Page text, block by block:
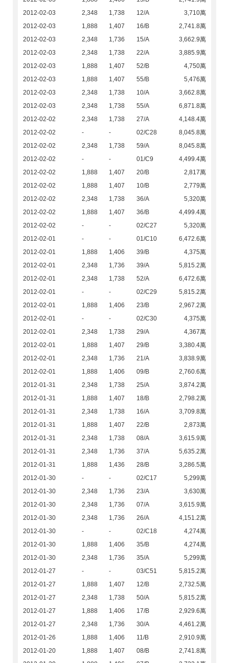
2012-02-03
2,348 1,738 12/A
3,710萬
2012-02-03
1,888 1,407 16/B
2,741.8萬
2012-02-03
2,348 1,736 15/A
3,662.9萬
2012-02-03
2,348 1,738 22/A
3,885.9萬
2012-02-03
1,888 1,407 52/B
4,750萬
2012-02-03
1,888 1,407 55/B
5,476萬
2012-02-03
2,348 1,738 10/A
3,662.8萬
2012-02-03
2,348 1,738 55/A
6,871.8萬
2012-02-02
2,348 1,738 27/A
4,148.4萬
2012-02-02
- - 02/C28
8,045.8萬
2012-02-02
2,348 1,738 59/A
8,045.8萬
2012-02-02
- - 01/C9
4,499.4萬
2012-02-02
1,888 1,407 20/B
2,817萬
2012-02-02
1,888 1,407 10/B
2,779萬
2012-02-02
2,348 1,738 36/A
5,320萬
2012-02-02
1,888 1,407 36/B
4,499.4萬
2012-02-02
- - 02/C27
5,320萬
2012-02-01
- - 01/C10
6,472.6萬
2012-02-01
1,888 1,406 39/B
4,375萬
2012-02-01
2,348 1,736 39/A
5,815.2萬
2012-02-01
2,348 1,738 52/A
6,472.6萬
2012-02-01
- - 02/C29
5,815.2萬
2012-02-01
1,888 1,406 23/B
2,967.2萬
2012-02-01
- - 02/C30
4,375萬
2012-02-01
2,348 1,738 29/A
4,367萬
2012-02-01
1,888 1,407 29/B
3,380.4萬
2012-02-01
2,348 1,736 21/A
3,838.9萬
2012-02-01
1,888 1,406 09/B
2,760.6萬
2012-01-31
2,348 1,738 25/A
3,874.2萬
2012-01-31
1,888 1,407 18/B
2,798.2萬
2012-01-31
2,348 1,738 16/A
3,709.8萬
2012-01-31
1,888 1,407 22/B
2,873萬
2012-01-31
2,348 1,738 08/A
3,615.9萬
2012-01-31
2,348 1,736 37/A
5,635.2萬
2012-01-31
1,888 1,436 28/B
3,286.5萬
2012-01-30
- - 02/C17
5,299萬
2012-01-30
2,348 1,736 23/A
3,630萬
2012-01-30
2,348 1,736 07/A
3,615.9萬
2012-01-30
2,348 1,736 26/A
4,151.2萬
2012-01-30
- - 02/C18
4,274萬
2012-01-30
1,888 1,406 35/B
4,274萬
2012-01-30
2,348 1,736 35/A
5,299萬
2012-01-27
- - 03/C51
5,815.2萬
2012-01-27
1,888 1,407 12/B
2,732.5萬
2012-01-27
2,348 1,738 50/A
5,815.2萬
2012-01-27
1,888 1,406 17/B
2,929.6萬
2012-01-27
2,348 1,736 30/A
4,461.2萬
2012-01-26
1,888 1,406 11/B
2,910.9萬
2012-01-20
1,888 1,407 08/B
2,741.8萬